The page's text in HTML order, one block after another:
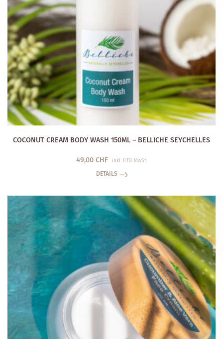
COCONUT CREAM BODY WASH 150ML – BELLICHE SEYCHELLES
49,00 CHF inkl. 8.1% MwSt.
DETAILS